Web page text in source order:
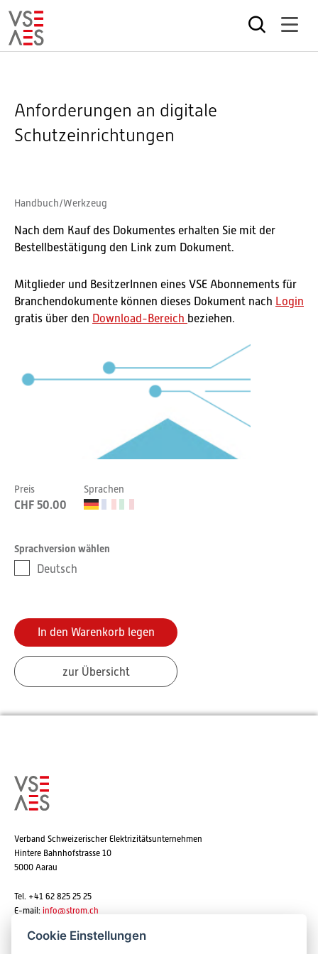
Anforderungen an digitale
Schutzeinrichtungen
Handbuch/Werkzeug
Nach dem Kauf des Dokumentes erhalten Sie mit der
Bestellbestätigung den Link zum Dokument.
Mitglieder und BesitzerInnen eines VSE Abonnements für
Branchendokumente können dieses Dokument nach Login
gratis über den Download-Bereich beziehen.
Preis
CHF 50.00
Sprachen
Sprachversion wählen
Deutsch
zur Übersicht
Verband Schweizerischer Elektrizitätsunternehmen
Hintere Bahnhofstrasse 10
5000 Aarau
Tel. +41 62 825 25 25
E-mail: info@strom.ch
Cookie Einstellungen